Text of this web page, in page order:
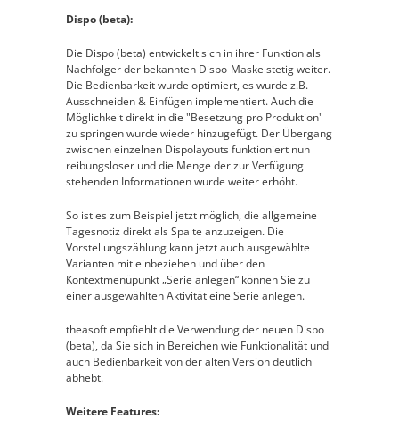
Dispo (beta):
Die Dispo (beta) entwickelt sich in ihrer Funktion als
Nachfolger der bekannten Dispo-Maske stetig weiter.
Die Bedienbarkeit wurde optimiert, es wurde z.B.
Ausschneiden & Einfügen implementiert. Auch die
Möglichkeit direkt in die "Besetzung pro Produktion"
zu springen wurde wieder hinzugefügt. Der Übergang
zwischen einzelnen Dispolayouts funktioniert nun
reibungsloser und die Menge der zur Verfügung
stehenden Informationen wurde weiter erhöht.
So ist es zum Beispiel jetzt möglich, die allgemeine
Tagesnotiz direkt als Spalte anzuzeigen. Die
Vorstellungszählung kann jetzt auch ausgewählte
Varianten mit einbeziehen und über den
Kontextmenüpunkt „Serie anlegen“ können Sie zu
einer ausgewählten Aktivität eine Serie anlegen.
theasoft empfiehlt die Verwendung der neuen Dispo
(beta), da Sie sich in Bereichen wie Funktionalität und
auch Bedienbarkeit von der alten Version deutlich
abhebt.
Weitere Features: